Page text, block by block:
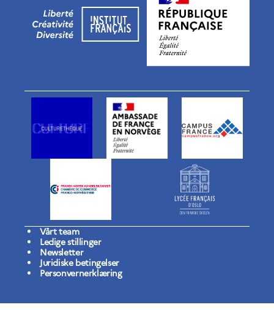
Vårt team
Ledige stillinger
Newsletter
Juridiske betingelser
Personvernerklæring